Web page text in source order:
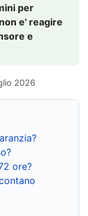
per
e' reagire
e
2026
ore?